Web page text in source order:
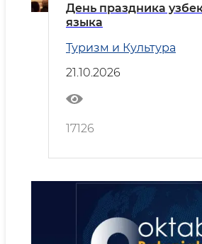
День праздника
языка
Туризм и Культура
21.10.2026
17126